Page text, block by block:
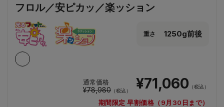
フロル／安ピカッ／楽ッション
重さ 1250g前後
通常価格
¥78,980 （税込） ¥71,060 （税込）
期間限定 早割価格（9月30日まで）